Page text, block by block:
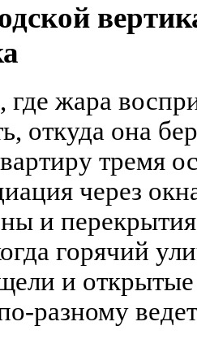
где жара
откуда она
тремя
через
и
горячий
и
разному